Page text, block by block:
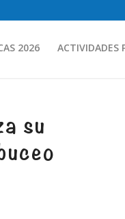
2026 ACTIVIDADES
su